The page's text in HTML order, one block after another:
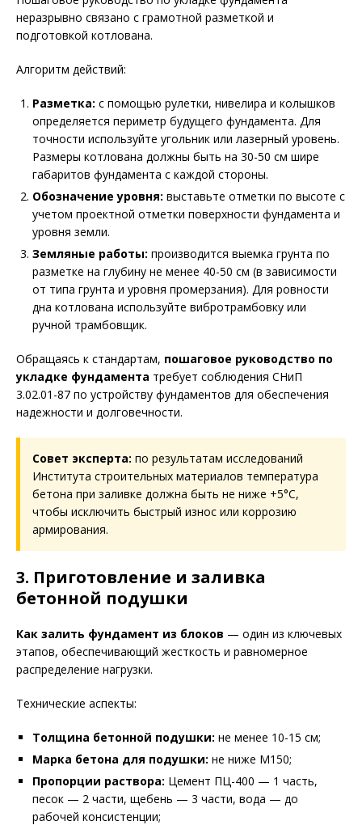
неразрывно связано с грамотной разметкой и
подготовкой котлована.
Алгоритм действий:
Разметка: с помощью рулетки, нивелира и колышков
определяется периметр будущего фундамента. Для
точности используйте угольник или лазерный уровень.
Размеры котлована должны быть на 30-50 см шире
габаритов фундамента с каждой стороны.
Обозначение уровня: выставьте отметки по высоте с
учетом проектной отметки поверхности фундамента и
уровня земли.
Земляные работы: производится выемка грунта по
разметке на глубину не менее 40-50 см (в зависимости
от типа грунта и уровня промерзания). Для ровности
дна котлована используйте вибротрамбовку или
ручной трамбовщик.
Обращаясь к стандартам, пошаговое руководство по
укладке фундамента требует соблюдения СНиП
3.02.01-87 по устройству фундаментов для обеспечения
надежности и долговечности.
Совет эксперта: по результатам исследований
Института строительных материалов температура
бетона при заливке должна быть не ниже +5°С,
чтобы исключить быстрый износ или коррозию
армирования.
3. Приготовление и заливка
бетонной подушки
Как залить фундамент из блоков — один из ключевых
этапов, обеспечивающий жесткость и равномерное
распределение нагрузки.
Технические аспекты:
Толщина бетонной подушки: не менее 10-15 см;
Марка бетона для подушки: не ниже М150;
Пропорции раствора: Цемент ПЦ-400 — 1 часть,
песок — 2 части, щебень — 3 части, вода — до
рабочей консистенции;